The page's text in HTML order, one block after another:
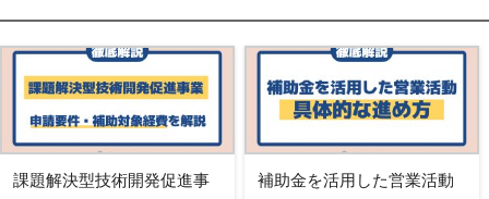
課題解決型技術開発促進事
補助金を活用した営業活動